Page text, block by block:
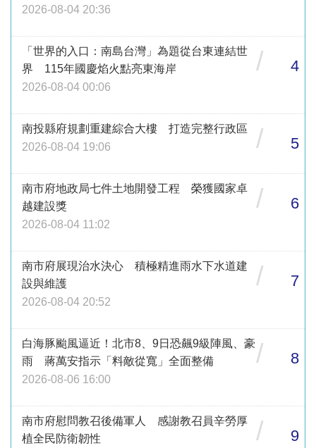
2026-08-04 20:36
「世界的入口：南島台灣」為題從台東連結世
界 115年國慶焰火點亮東海岸
2026-08-04 00:06
/ 4
南投縣府規劃重建綜合大樓 打造完整行政區
2026-08-04 19:06
/ 5
南市府地政局七件土地開發工程 榮獲國家卓
越建設獎
2026-08-04 11:02
/ 6
南市府展現治水決心 積極精進雨水下水道建
設與維護
2026-08-04 20:52
/ 7
白海豚颱風逼近！北市8、9日恐飆9級陣風、豪
雨 蔣萬安指示「料敵從寬」全面整備
2026-08-06 16:00
/ 8
南市府慰問教召後備軍人 感謝教召員辛勞厚
植全民防衛韌性
/ 9